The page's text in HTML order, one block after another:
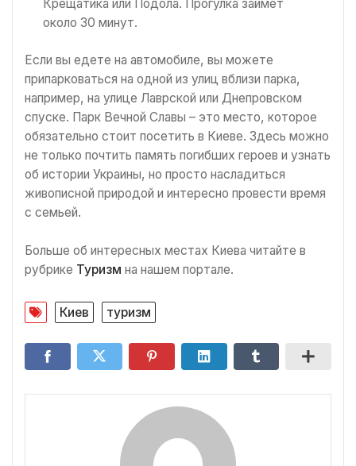
Крещатика или Подола. Прогулка займет
около 30 минут.
Если вы едете на автомобиле, вы можете
припарковаться на одной из улиц вблизи парка,
например, на улице Лаврской или Днепровском
спуске. Парк Вечной Славы – это место, которое
обязательно стоит посетить в Киеве. Здесь можно
не только почтить память погибших героев и узнать
об истории Украины, но просто насладиться
живописной природой и интересно провести время
с семьей.
Больше об интересных местах Киева читайте в
рубрике Туризм на нашем портале.
Киев туризм